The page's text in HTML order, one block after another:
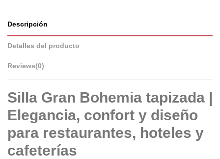
Descripción
Detalles del producto
Reviews(0)
Silla Gran Bohemia tapizada |
Elegancia, confort y diseño
para restaurantes, hoteles y
cafeterías